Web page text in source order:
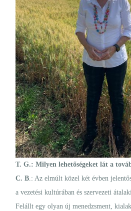
T. G.: Milyen lehetőségeket lát a
C. B.: Az elmúlt közel két évben
a vezetési kultúrában és szervezeti
Felállt egy olyan új menedzsment,